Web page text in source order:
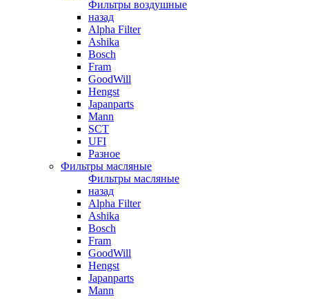
Фильтры воздушные
назад
Alpha Filter
Ashika
Bosch
Fram
GoodWill
Hengst
Japanparts
Mann
SCT
UFI
Разное
Фильтры масляные
Фильтры масляные
назад
Alpha Filter
Ashika
Bosch
Fram
GoodWill
Hengst
Japanparts
Mann